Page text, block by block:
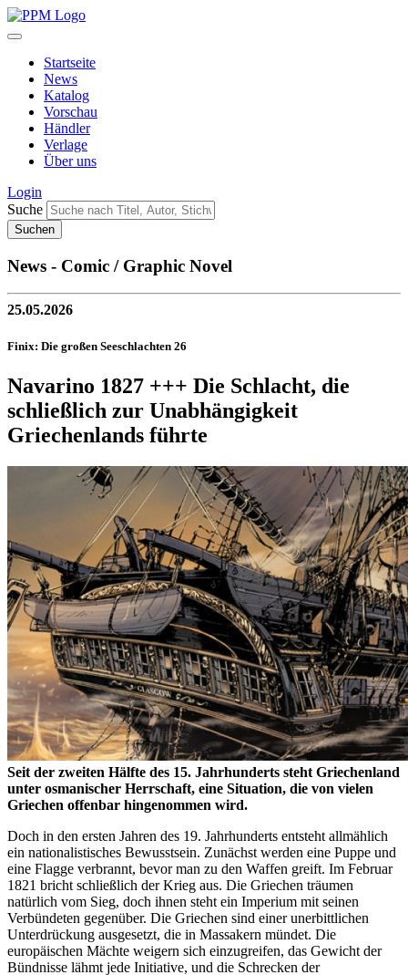
Startseite
News
Katalog
Vorschau
Händler
Verlage
Über uns
Login
Suche
News - Comic / Graphic Novel
25.05.2026
Finix: Die großen Seeschlachten 26
Navarino 1827 +++ Die Schlacht, die
schließlich zur Unabhängigkeit
Griechenlands führte
Seit der zweiten Hälfte des 15. Jahrhunderts steht Griechenland
unter osmanischer Herrschaft, eine Situation, die von vielen
Griechen offenbar hingenommen wird.
Doch in den ersten Jahren des 19. Jahrhunderts entsteht allmählich
ein nationalistisches Bewusstsein. Zunächst werden eine Puppe und
eine Flagge verbrannt, bevor man zu den Waffen greift. Im Februar
1821 bricht schließlich der Krieg aus. Die Griechen träumen
natürlich vom Sieg, doch ihnen steht ein Imperium mit seinen
Verbündeten gegenüber. Die Griechen sind einer unerbittlichen
Unterdrückung ausgesetzt, die in Massakern mündet. Die
europäischen Mächte weigern sich einzugreifen, das Gewicht der
Bündnisse lähmt jede Initiative, und die Schrecken der